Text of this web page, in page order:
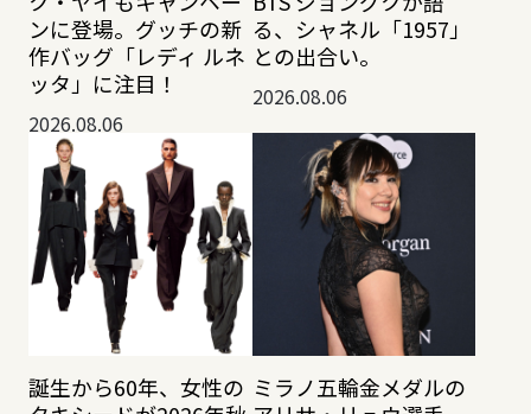
ンに登場。グッチの新
作バッグ「レディ ルネ
ッタ」に注目！
2026.08.06
る、シャネル「1957」
との出合い。
2026.08.06
誕生から60年、女性の ミラノ五輪金メダルの